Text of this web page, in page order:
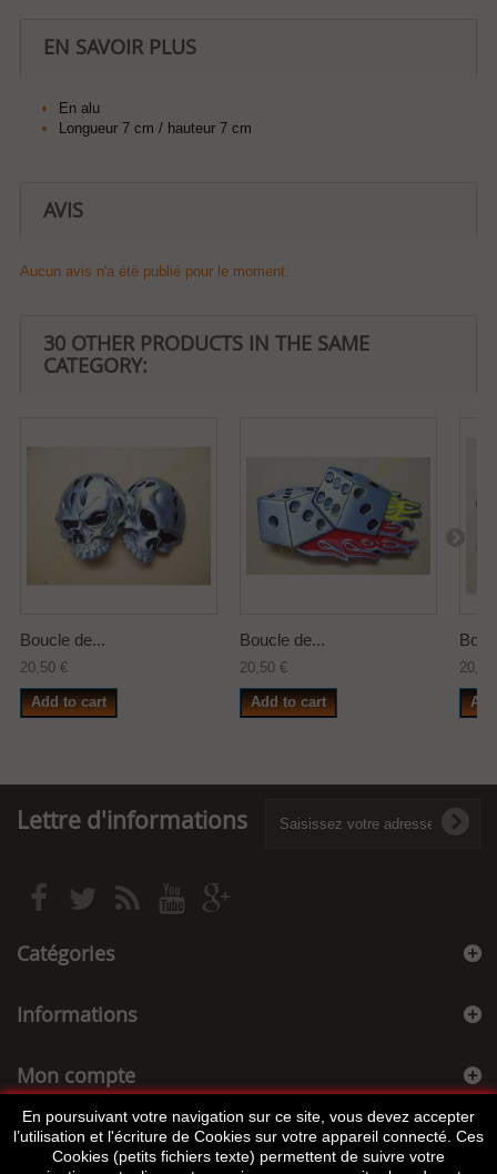
EN SAVOIR PLUS
En alu
Longueur 7 cm / hauteur 7 cm
AVIS
Aucun avis n'a été publié pour le moment.
30 OTHER PRODUCTS IN THE SAME
CATEGORY:
Boucle de...
20,50 €
Add to cart
Boucle de...
20,50 €
Add to cart
Lettre d'informations
Catégories
Informations
Mon compte
Informations sur votre boutique
En poursuivant votre navigation sur ce site, vous devez accepter
l’utilisation et l'écriture de Cookies sur votre appareil connecté. Ces
Cookies (petits fichiers texte) permettent de suivre votre